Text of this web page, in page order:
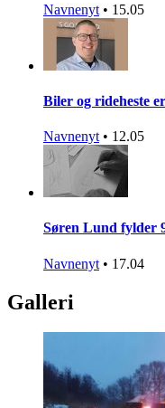
Navnenyt • 15.05
Biler og rideheste
Navnenyt • 12.05
Søren Lund fylder
Navnenyt • 17.04
Galleri